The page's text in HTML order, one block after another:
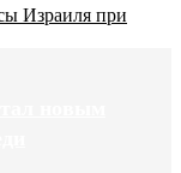
Израиля при